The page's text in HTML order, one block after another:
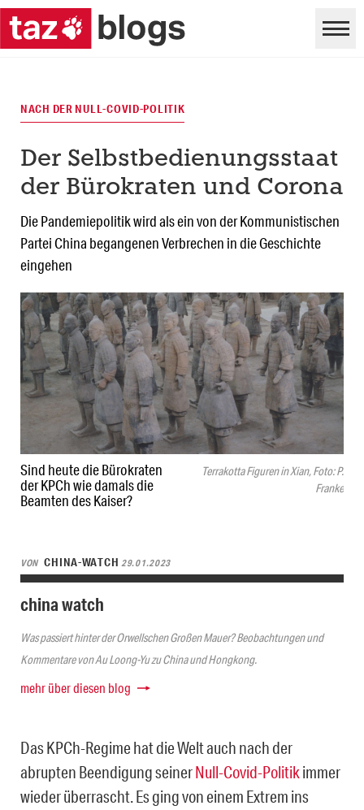
Sind heute die Bürokraten
der KPCh wie damals die
Beamten des Kaiser?
Terrakotta Figuren in Xian, Foto: P.
Franke
NACH DER NULL-COVID-POLITIK
Der Selbstbedienungsstaat
der Bürokraten und Corona
Die Pandemiepolitik wird als ein von der Kommunistischen
Partei China begangenen Verbrechen in die Geschichte
eingehen
VON CHINA-WATCH 29.01.2023
china watch
Was passiert hinter der Orwellschen Großen Mauer? Beobachtungen und
Kommentare von Au Loong-Yu zu China und Hongkong.
mehr über diesen blog
Das KPCh-Regime hat die Welt auch nach der
abrupten Beendigung seinerNull-Covid-Politikimmer
wieder überrascht. Es ging von einem Extrem ins